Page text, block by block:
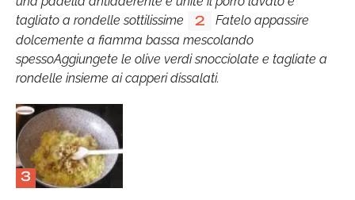
tagliato a rondelle sottilissime
2
Fatelo appassire
dolcemente a fiamma bassa mescolando
spessoAggiungete le olive verdi snocciolate e tagliate a
rondelle insieme ai capperi dissalati.
3